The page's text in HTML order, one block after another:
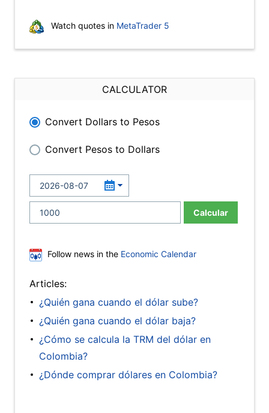
Watch quotes in MetaTrader 5
CALCULATOR
Convert Dollars to Pesos
Convert Pesos to Dollars
Calcular
Follow news in the Economic Calendar
Articles:
¿Quién gana cuando el dólar sube?
¿Quién gana cuando el dólar baja?
¿Cómo se calcula la TRM del dólar en
Colombia?
¿Dónde comprar dólares en Colombia?